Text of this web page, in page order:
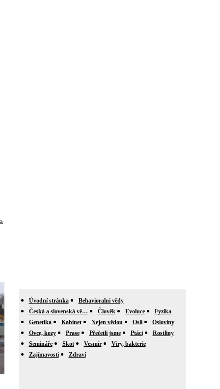
Úvodní stránka
Behavioralni vědy
Česká a slovenská vě…
Člověk Evoluce
Fyzika
Genetika
Kabinet Nejen vědou Osli
Osloviny
Ovce, kozy
Prase Přečetli jsme Ptáci
Rostliny
Semináře
Skot Vesmír
Viry, bakterie
Zajímavosti
Zdraví